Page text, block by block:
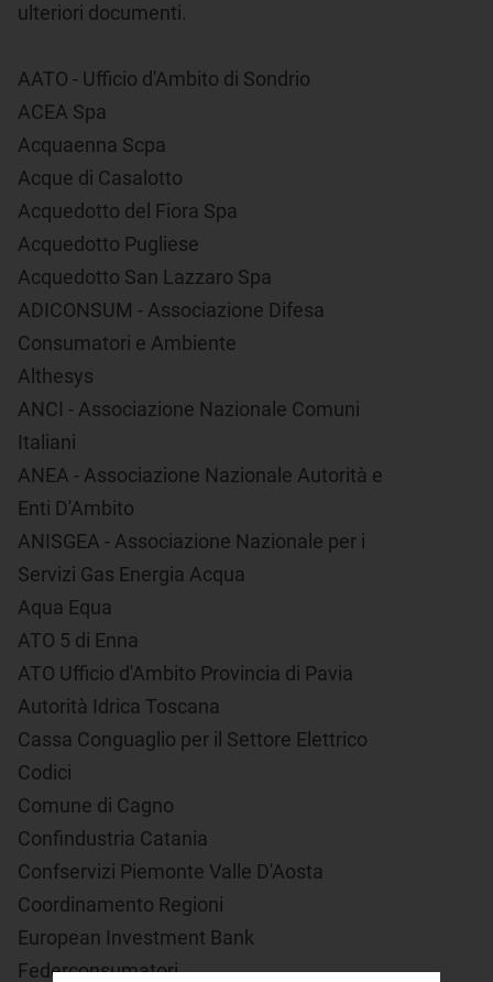
ulteriori documenti.
AATO - Ufficio d'Ambito di Sondrio
ACEA Spa
Acquaenna Scpa
Acque di Casalotto
Acquedotto del Fiora Spa
Acquedotto Pugliese
Acquedotto San Lazzaro Spa
ADICONSUM - Associazione Difesa
Consumatori e Ambiente
Althesys
ANCI - Associazione Nazionale Comuni
Italiani
ANEA - Associazione Nazionale Autorità e
Enti D'Ambito
ANISGEA - Associazione Nazionale per i
Servizi Gas Energia Acqua
Aqua Equa
ATO 5 di Enna
ATO Ufficio d'Ambito Provincia di Pavia
Autorità Idrica Toscana
Cassa Conguaglio per il Settore Elettrico
Codici
Comune di Cagno
Confindustria Catania
Confservizi Piemonte Valle D'Aosta
Coordinamento Regioni
European Investment Bank
Federconsumatori